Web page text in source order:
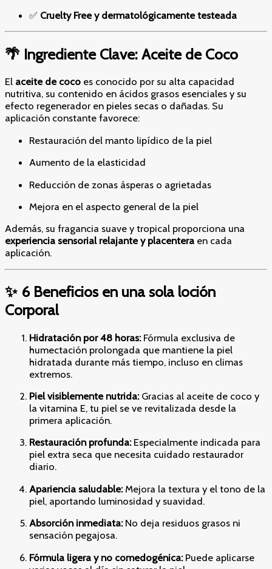
✅ Cruelty Free y dermatológicamente testeada
🌴 Ingrediente Clave: Aceite de Coco
El aceite de coco es conocido por su alta capacidad
nutritiva, su contenido en ácidos grasos esenciales y su
efecto regenerador en pieles secas o dañadas. Su
aplicación constante favorece:
Restauración del manto lipídico de la piel
Aumento de la elasticidad
Reducción de zonas ásperas o agrietadas
Mejora en el aspecto general de la piel
Además, su fragancia suave y tropical proporciona una
experiencia sensorial relajante y placentera en cada
aplicación.
✨ 6 Beneficios en una sola loción
Corporal
Hidratación por 48 horas:Fórmula exclusiva de
humectación prolongada que mantiene la piel
hidratada durante más tiempo, incluso en climas
extremos.
Piel visiblemente nutrida:Gracias al aceite de coco y
la vitamina E, tu piel se ve revitalizada desde la
primera aplicación.
Restauración profunda:Especialmente indicada para
piel extra seca que necesita cuidado restaurador
diario.
Apariencia saludable:Mejora la textura y el tono de la
piel, aportando luminosidad y suavidad.
Absorción inmediata:No deja residuos grasos ni
sensación pegajosa.
Fórmula ligera y no comedogénica:Puede aplicarse